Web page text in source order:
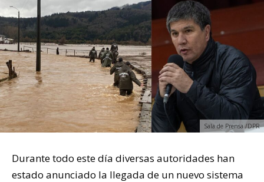
Sala de Prensa /DPR
Durante todo este día diversas autoridades han
estado anunciado la llegada de un nuevo sistema